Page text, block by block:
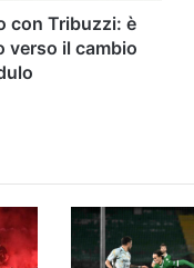
con Tribuzzi: è
verso il cambio